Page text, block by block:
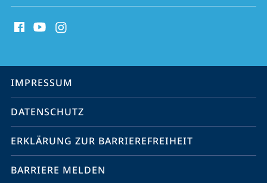
Media
Service-
Navigation
IMPRESSUM
DATENSCHUTZ
ERKLÄRUNG ZUR BARRIEREFREIHEIT
BARRIERE MELDEN